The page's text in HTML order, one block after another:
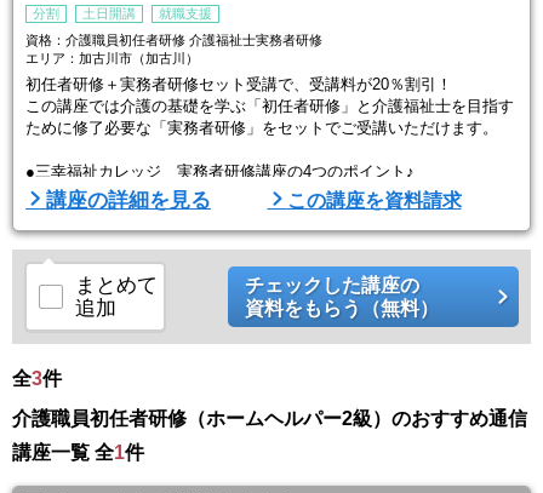
分割 土日開講
就職支援
資格：介護職員初任者研修 介護福祉士実務者研修
エリア：加古川市（加古川）
初任者研修＋実務者研修セット受講で、受講料が20％割引！
この講座では介護の基礎を学ぶ「初任者研修」と介護福祉士を目指す
ために修了必要な「実務者研修」をセットでご受講いただけます。
●三幸福祉カレッジ 実務者研修講座の4つのポイント♪
【Point1】全国に沢山教室があるので通いやすい
初任者研修も実務者研修もご自宅や職場の近くで通いやすい場所で実
施しているので、近くで通うことが出来ます。
【Point2】就職に有利
介護現場では介護福祉士の資格を持った方を必要としています。初任
講座の詳細を見る この講座を資料請求
まとめて
追加
チェックした講座の
資料をもらう（無料）
全3件
介護職員初任者研修（ホームヘルパー2級）のおすすめ通信
講座一覧 全1件